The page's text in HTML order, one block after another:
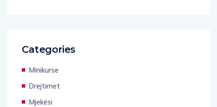
Categories
Minikurse
Drejtimet
Mjekësi